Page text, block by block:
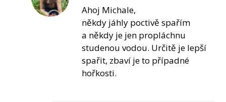
Ahoj Michale,
někdy jáhly poctivě spařím
a někdy je jen propláchnu
studenou vodou. Určitě je lepší
spařit, zbaví je to případné
hořkosti.